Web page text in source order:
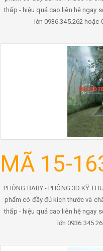
thấp - hiệu quả cao liên hệ ngay
lớn 0936.345.262 hoặc
MÃ 15-
PHÔNG BABY - PHÔNG 3D KỸ
phẩm có đầy đủ kích thước và
thấp - hiệu quả cao liên hệ ngay
lớn